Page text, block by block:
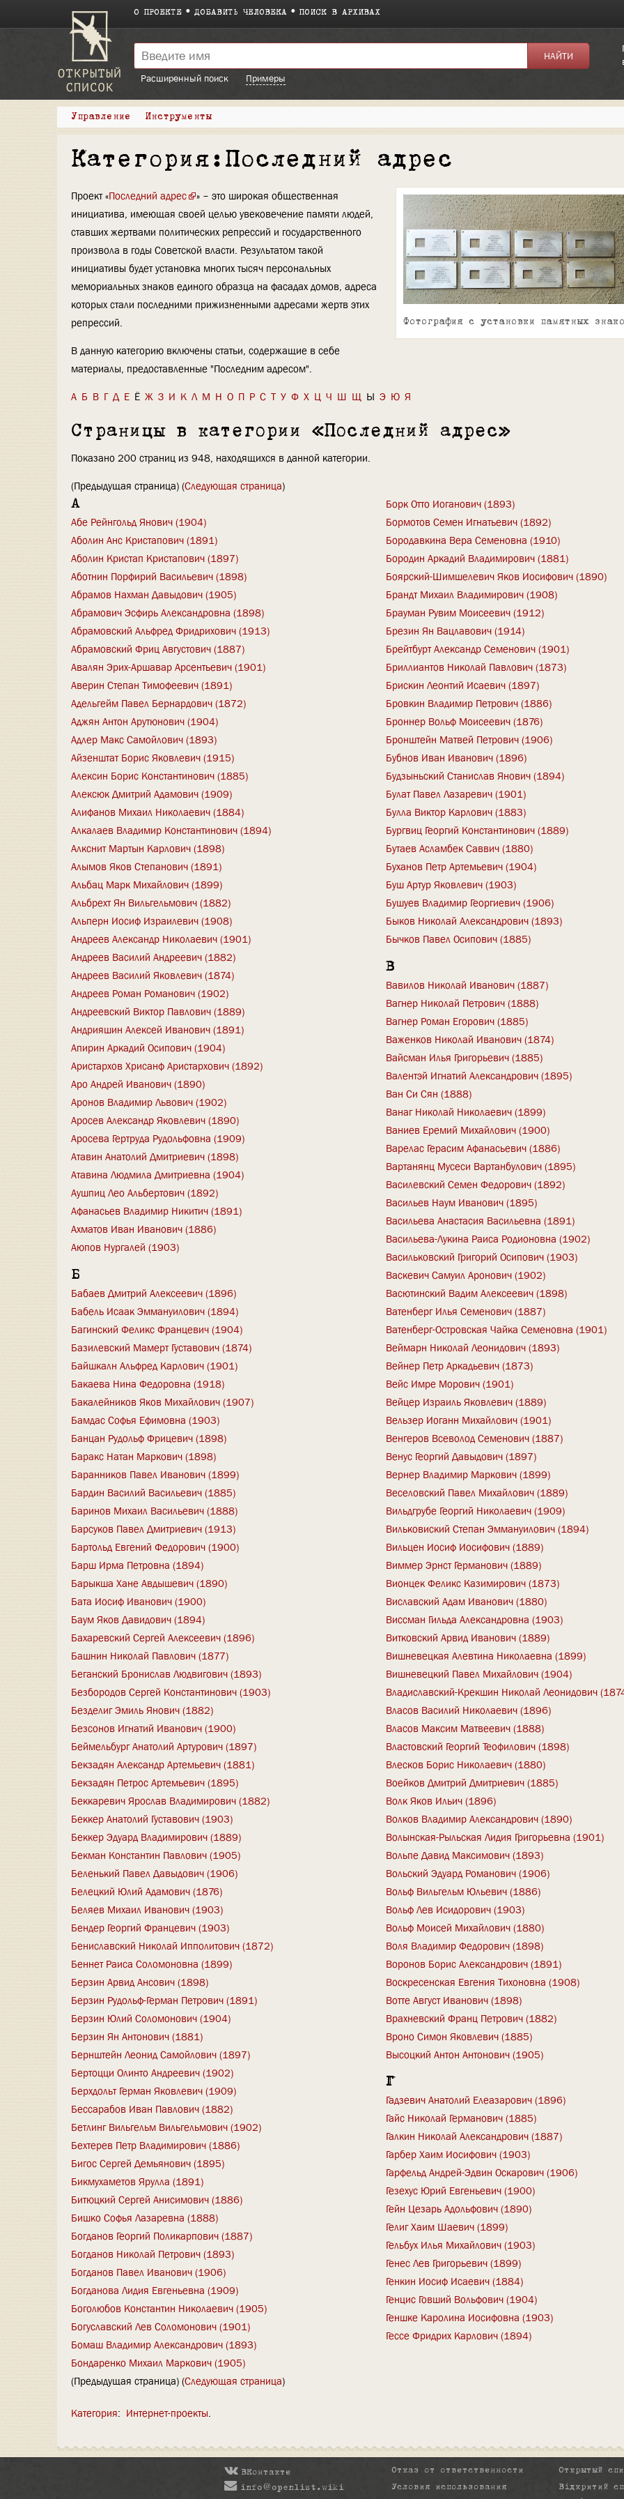
О ПРОЕКТЕ ДОБАВИТЬ ЧЕЛОВЕКА ПОИСК В АРХИВАХ
Расширенный поиск
Примеры
Управление Инструменты
Категория:Последний адрес
Фотография с установки памятных
Проект «Последний адрес
» – это широкая общественная
инициатива, имеющая своей целью увековечение памяти людей,
ставших жертвами политических репрессий и государственного
произвола в годы Советской власти. Результатом такой
инициативы будет установка многих тысяч персональных
мемориальных знаков единого образца на фасадах домов, адреса
которых стали последними прижизненными адресами жертв этих
репрессий.
В данную категорию включены статьи, содержащие в себе
материалы, предоставленные "Последним адресом".
А Б В Г Д Е Ё Ж З И К Л М Н О П Р С Т У Ф Х Ц Ч Ш Щ Ы Э Ю Я
Страницы в категории «Последний адрес»
Показано 200 страниц из 948, находящихся в данной категории.
(Предыдущая страница) (Следующая страница)
А
Абе Рейнгольд Янович (1904)
Аболин Анс Кристапович (1891)
Аболин Кристап Кристапович (1897)
Аботнин Порфирий Васильевич (1898)
Абрамов Нахман Давыдович (1905)
Абрамович Эсфирь Александровна (1898)
Абрамовский Альфред Фридрихович (1913)
Абрамовский Фриц Августович (1887)
Авалян Эрих-Аршавар Арсентьевич (1901)
Аверин Степан Тимофеевич (1891)
Адельгейм Павел Бернардович (1872)
Аджян Антон Арутюнович (1904)
Адлер Макс Самойлович (1893)
Айзенштат Борис Яковлевич (1915)
Алексин Борис Константинович (1885)
Алексюк Дмитрий Адамович (1909)
Алифанов Михаил Николаевич (1884)
Алкалаев Владимир Константинович (1894)
Алкснит Мартын Карлович (1898)
Алымов Яков Степанович (1891)
Альбац Марк Михайлович (1899)
Альбрехт Ян Вильгельмович (1882)
Альперн Иосиф Израилевич (1908)
Андреев Александр Николаевич (1901)
Андреев Василий Андреевич (1882)
Андреев Василий Яковлевич (1874)
Андреев Роман Романович (1902)
Андреевский Виктор Павлович (1889)
Андрияшин Алексей Иванович (1891)
Апирин Аркадий Осипович (1904)
Аристархов Хрисанф Аристархович (1892)
Аро Андрей Иванович (1890)
Аронов Владимир Львович (1902)
Аросев Александр Яковлевич (1890)
Аросева Гертруда Рудольфовна (1909)
Атавин Анатолий Дмитриевич (1898)
Атавина Людмила Дмитриевна (1904)
Аушпиц Лео Альбертович (1892)
Афанасьев Владимир Никитич (1891)
Ахматов Иван Иванович (1886)
Аюпов Нургалей (1903)
Б
Бабаев Дмитрий Алексеевич (1896)
Бабель Исаак Эммануилович (1894)
Багинский Феликс Францевич (1904)
Базилевский Мамерт Густавович (1874)
Байшкалн Альфред Карлович (1901)
Бакаева Нина Федоровна (1918)
Бакалейников Яков Михайлович (1907)
Бамдас Софья Ефимовна (1903)
Банцан Рудольф Фрицевич (1898)
Баракс Натан Маркович (1898)
Баранников Павел Иванович (1899)
Бардин Василий Васильевич (1885)
Баринов Михаил Васильевич (1888)
Барсуков Павел Дмитриевич (1913)
Бартольд Евгений Федорович (1900)
Барш Ирма Петровна (1894)
Барыкша Хане Авдышевич (1890)
Бата Иосиф Иванович (1900)
Баум Яков Давидович (1894)
Бахаревский Сергей Алексеевич (1896)
Башнин Николай Павлович (1877)
Беганский Бронислав Людвигович (1893)
Безбородов Сергей Константинович (1903)
Безделиг Эмиль Янович (1882)
Безсонов Игнатий Иванович (1900)
Беймельбург Анатолий Артурович (1897)
Бекзадян Александр Артемьевич (1881)
Бекзадян Петрос Артемьевич (1895)
Беккаревич Ярослав Владимирович (1882)
Беккер Анатолий Густавович (1903)
Беккер Эдуард Владимирович (1889)
Бекман Константин Павлович (1905)
Беленький Павел Давыдович (1906)
Белецкий Юлий Адамович (1876)
Беляев Михаил Иванович (1903)
Бендер Георгий Францевич (1903)
Бениславский Николай Ипполитович (1872)
Беннет Раиса Соломоновна (1899)
Берзин Арвид Ансович (1898)
Берзин Рудольф-Герман Петрович (1891)
Берзин Юлий Соломонович (1904)
Берзин Ян Антонович (1881)
Бернштейн Леонид Самойлович (1897)
Бертоцци Олинто Андреевич (1902)
Берхдольт Герман Яковлевич (1909)
Бессарабов Иван Павлович (1882)
Бетлинг Вильгельм Вильгельмович (1902)
Бехтерев Петр Владимирович (1886)
Бигос Сергей Демьянович (1895)
Бикмухаметов Ярулла (1891)
Битюцкий Сергей Анисимович (1886)
Бишко Софья Лазаревна (1888)
Богданов Георгий Поликарпович (1887)
Богданов Николай Петрович (1893)
Богданов Павел Иванович (1906)
Богданова Лидия Евгеньевна (1909)
Боголюбов Константин Николаевич (1905)
Богуславский Лев Соломонович (1901)
Бомаш Владимир Александрович (1893)
Бондаренко Михаил Маркович (1905)
Борк Отто Иоганович (1893)
Бормотов Семен Игнатьевич (1892)
Бородавкина Вера Семеновна (1910)
Бородин Аркадий Владимирович (1881)
Боярский-Шимшелевич Яков Иосифович (1890)
Брандт Михаил Владимирович (1908)
Брауман Рувим Моисеевич (1912)
Брезин Ян Вацлавович (1914)
Брейтбурт Александр Семенович (1901)
Бриллиантов Николай Павлович (1873)
Брискин Леонтий Исаевич (1897)
Бровкин Владимир Петрович (1886)
Броннер Вольф Моисеевич (1876)
Бронштейн Матвей Петрович (1906)
Бубнов Иван Иванович (1896)
Будзыньский Станислав Янович (1894)
Булат Павел Лазаревич (1901)
Булла Виктор Карлович (1883)
Бургвиц Георгий Константинович (1889)
Бутаев Асламбек Саввич (1880)
Буханов Петр Артемьевич (1904)
Буш Артур Яковлевич (1903)
Бушуев Владимир Георгиевич (1906)
Быков Николай Александрович (1893)
Бычков Павел Осипович (1885)
В
Вавилов Николай Иванович (1887)
Вагнер Николай Петрович (1888)
Вагнер Роман Егорович (1885)
Важенков Николай Иванович (1874)
Вайсман Илья Григорьевич (1885)
Валентэй Игнатий Александрович (1895)
Ван Си Сян (1888)
Ванаг Николай Николаевич (1899)
Ваниев Еремий Михайлович (1900)
Варелас Герасим Афанасьевич (1886)
Вартанянц Мусеси Вартанбулович (1895)
Василевский Семен Федорович (1892)
Васильев Наум Иванович (1895)
Васильева Анастасия Васильевна (1891)
Васильева-Лукина Раиса Родионовна (1902)
Васильковский Григорий Осипович (1903)
Васкевич Самуил Аронович (1902)
Васютинский Вадим Алексеевич (1898)
Ватенберг Илья Семенович (1887)
Ватенберг-Островская Чайка Семеновна (1901)
Веймарн Николай Леонидович (1893)
Вейнер Петр Аркадьевич (1873)
Вейс Имре Морович (1901)
Вейцер Израиль Яковлевич (1889)
Вельзер Иоганн Михайлович (1901)
Венгеров Всеволод Семенович (1887)
Венус Георгий Давыдович (1897)
Вернер Владимир Маркович (1899)
Веселовский Павел Михайлович (1889)
Вильдгрубе Георгий Николаевич (1909)
Вильковиский Степан Эммануилович (1894)
Вильцен Иосиф Иосифович (1889)
Виммер Эрнст Германович (1889)
Вионцек Феликс Казимирович (1873)
Виславский Адам Иванович (1880)
Виссман Гильда Александровна (1903)
Витковский Арвид Иванович (1889)
Вишневецкая Алевтина Николаевна (1899)
Вишневецкий Павел Михайлович (1904)
Владиславский-Крекшин Николай Леонидович
Власов Василий Николаевич (1896)
Власов Максим Матвеевич (1888)
Властовский Георгий Теофилович (1898)
Влесков Борис Николаевич (1880)
Воейков Дмитрий Дмитриевич (1885)
Волк Яков Ильич (1896)
Волков Владимир Александрович (1890)
Волынская-Рыльская Лидия Григорьевна (1901)
Вольпе Давид Максимович (1893)
Вольский Эдуард Романович (1906)
Вольф Вильгельм Юльевич (1886)
Вольф Лев Исидорович (1903)
Вольф Моисей Михайлович (1880)
Воля Владимир Федорович (1898)
Воронов Борис Александрович (1891)
Воскресенская Евгения Тихоновна (1908)
Вотте Август Иванович (1898)
Врахневский Франц Петрович (1882)
Вроно Симон Яковлевич (1885)
Высоцкий Антон Антонович (1905)
Г
Гадзевич Анатолий Елеазарович (1896)
Гайс Николай Германович (1885)
Галкин Николай Александрович (1887)
Гарбер Хаим Иосифович (1903)
Гарфельд Андрей-Эдвин Оскарович (1906)
Гезехус Юрий Евгеньевич (1900)
Гейн Цезарь Адольфович (1890)
Гелиг Хаим Шаевич (1899)
Гельбух Илья Михайлович (1903)
Генес Лев Григорьевич (1899)
Генкин Иосиф Исаевич (1884)
Генцис Говший Вольфович (1904)
Геншке Каролина Иосифовна (1903)
Гессе Фридрих Карлович (1894)
(Предыдущая страница) (Следующая страница)
Категория: Интернет-проекты
ВКонтакте
info@openlist.wiki
Отказ от ответственности
Условия использования
Открытый
Відкритий